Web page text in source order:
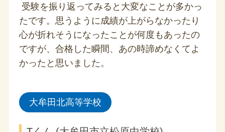
受験を振り返ってみると大変なことが多かっ
たです。思うように成績が上がらなかったり
心が折れそうになったことが何度もあったの
ですが、合格した瞬間、あの時諦めなくてよ
かったと思いました。
大牟田北高等学校